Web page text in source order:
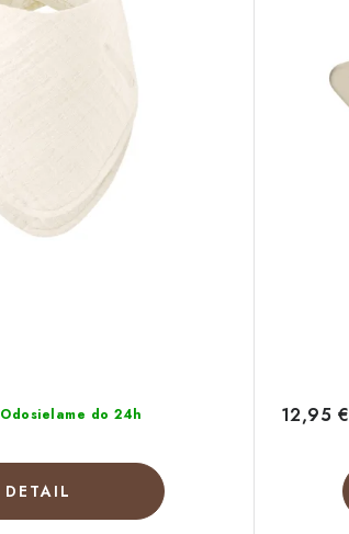
Odosielame do 24h
DETAIL
12,95 €